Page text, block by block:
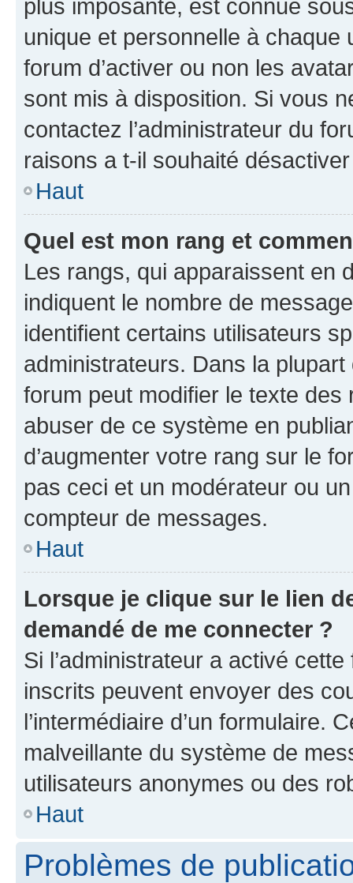
plus imposante, est connue
unique et personnelle à chaque
forum d’activer ou non les
sont mis à disposition. Si vous
contactez l’administrateur du
raisons a t-il souhaité
Haut
Quel est mon rang et
Les rangs, qui apparaissent en
indiquent le nombre de
identifient certains utilisateurs
administrateurs. Dans la
forum peut modifier le texte
abuser de ce système en
d’augmenter votre rang sur le
pas ceci et un modérateur ou
compteur de messages.
Haut
Lorsque je clique sur le lien
demandé de me connecter ?
Si l’administrateur a activé
inscrits peuvent envoyer des
l’intermédiaire d’un formulaire.
malveillante du système de
utilisateurs anonymes ou des
Haut
Problèmes de